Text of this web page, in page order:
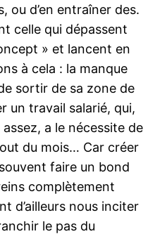
ou d’en entraîner des.
celle qui dépassent
» et lancent en
à cela : la manque
sortir de sa zone de
un travail salarié, qui,
assez, a le nécessite de
du mois… Car créer
faire un bond
complètement
d’ailleurs nous inciter
le pas du